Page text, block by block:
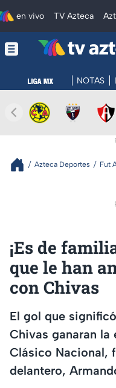
en vivo TV Azteca
NOTAS
Azteca Deportes Fut
¡Es de
que le han
con Chivas
El gol que
Chivas ganaran
Clásico Nacional,
delantero,